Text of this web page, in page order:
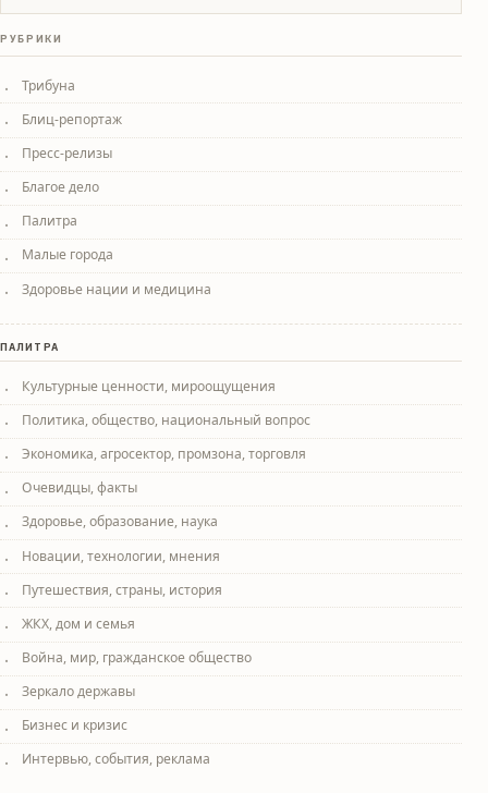
РУБРИКИ
Трибуна
Блиц-репортаж
Пресс-релизы
Благое дело
Палитра
Малые города
Здоровье нации и медицина
ПАЛИТРА
Культурные ценности, мироощущения
Политика, общество, национальный вопрос
Экономика, агросектор, промзона, торговля
Очевидцы, факты
Здоровье, образование, наука
Новации, технологии, мнения
Путешествия, страны, история
ЖКХ, дом и семья
Война, мир, гражданское общество
Зеркало державы
Бизнес и кризис
Интервью, события, реклама